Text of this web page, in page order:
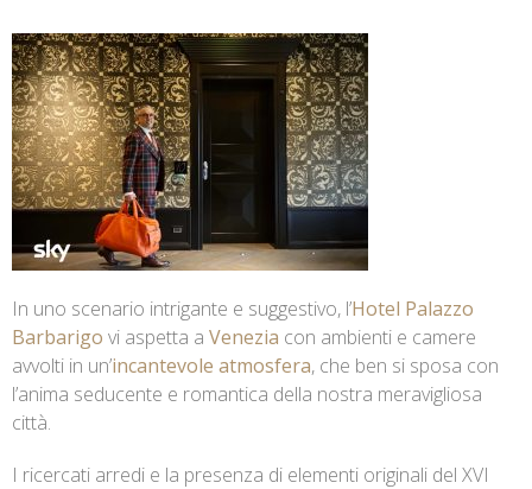
In uno scenario intrigante e suggestivo, l’Hotel Palazzo
Barbarigo vi aspetta a Venezia con ambienti e camere
avvolti in un’incantevole atmosfera, che ben si sposa con
l’anima seducente e romantica della nostra meravigliosa
città.
I ricercati arredi e la presenza di elementi originali del XVI